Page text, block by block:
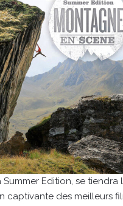
Edition, se
captivante des meilleurs